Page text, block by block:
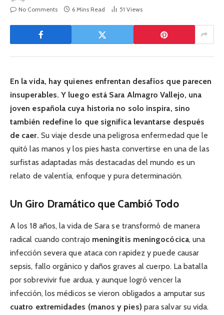
No Comments
6 Mins Read 51 Views
En la vida, hay quienes enfrentan desafíos que parecen
insuperables. Y luego está Sara Almagro Vallejo, una
joven española cuya historia no solo inspira, sino
también redefine lo que significa levantarse después
de caer. Su viaje desde una peligrosa enfermedad que le
quitó las manos y los pies hasta convertirse en una de las
surfistas adaptadas más destacadas del mundo es un
relato de valentía, enfoque y pura determinación.
Un Giro Dramático que Cambió Todo
A los 18 años, la vida de Sara se transformó de manera
radical cuando contrajo meningitis meningocócica, una
infección severa que ataca con rapidez y puede causar
sepsis, fallo orgánico y daños graves al cuerpo. La batalla
por sobrevivir fue ardua, y aunque logró vencer la
infección, los médicos se vieron obligados a amputar sus
cuatro extremidades (manos y pies) para salvar su vida.